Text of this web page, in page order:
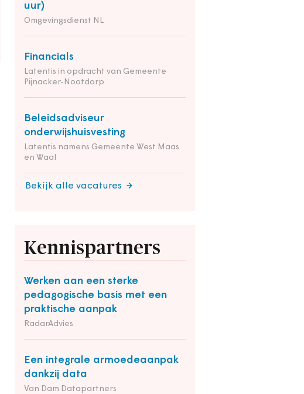
uur)
Omgevingsdienst NL
Financials
Latentis in opdracht van Gemeente
Pijnacker-Nootdorp
Beleidsadviseur
onderwijshuisvesting
Latentis namens Gemeente West Maas
en Waal
Bekijk alle vacatures
Kennispartners
Werken aan een sterke
pedagogische basis met een
praktische aanpak
RadarAdvies
Een integrale armoedeaanpak
dankzij data
Van Dam Datapartners